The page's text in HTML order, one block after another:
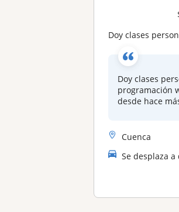
Doy clases
Doy clases
programación
desde hace
Cuenca
Se desplaza